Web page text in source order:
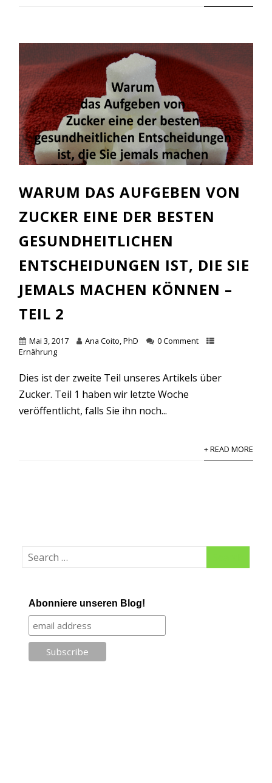
WARUM DAS AUFGEBEN VON
ZUCKER EINE DER BESTEN
GESUNDHEITLICHEN
ENTSCHEIDUNGEN IST, DIE SIE
JEMALS MACHEN KÖNNEN –
TEIL 2
Mai 3, 2017 Ana Coito, PhD
0 Comment
Ernährung
Dies ist der zweite Teil unseres Artikels über
Zucker. Teil 1 haben wir letzte Woche
veröffentlicht, falls Sie ihn noch...
+ READ MORE
Abonniere unseren Blog!